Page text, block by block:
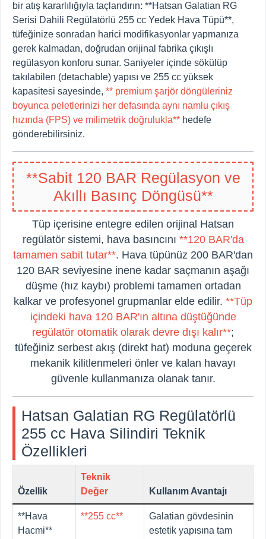
bir atış kararlılığıyla taçlandırın: **Hatsan Galatian RG
Serisi Dahili Regülatörlü 255 cc Yedek Hava Tüpü**,
tüfeğinize sonradan harici modifikasyonlar yapmanıza
gerek kalmadan, doğrudan orijinal fabrika çıkışlı
regülasyon konforu sunar. Saniyeler içinde sökülüp
takılabilen (detachable) yapısı ve 255 cc yüksek
kapasitesi sayesinde, ** premium şarjör döngüleriniz
boyunca peletlerinizi her defasında aynı namlu çıkış
hızında (FPS) ve milimetrik doğrulukla** hedefe
gönderebilirsiniz.
**Sabit 120 BAR Regülasyon ve
Akıllı Basınç Döngüsü**
Tüp içerisine entegre edilen orijinal Hatsan
regülatör sistemi, hava basıncını **120 BAR'da
tamamen sabit tutar**. Hava tüpünüz 200 BAR'dan
120 BAR seviyesine inene kadar saçmanın aşağı
düşme (hız kaybı) problemi tamamen ortadan
kalkar ve profesyonel grupmanlar elde edilir. **Tüp
içindeki hava 120 BAR'ın altına düştüğünde
regülatör otomatik olarak devre dışı kalır**;
tüfeğiniz serbest akış (direkt hat) moduna geçerek
mekanik kilitlenmeleri önler ve kalan havayı
güvenle kullanmanıza olanak tanır.
Hatsan Galatian RG Regülatörlü
255 cc Hava Silindiri Teknik
Özellikleri
Özellik
Teknik
Değer
Kullanım Avantajı
**Hava
Hacmi**
**255 cc**
Galatian gövdesinin
estetik yapısına tam